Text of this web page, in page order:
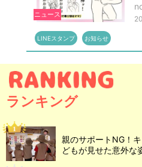
ニュース
LINEスタンプ お知らせ
ランキング
親のサポートNG！
どもが見せた意外な